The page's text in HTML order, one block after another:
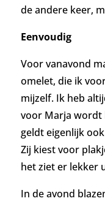
de andere keer,
Eenvoudig
Voor vanavond
omelet, die ik
mijzelf. Ik heb
voor Marja wordt
geldt eigenlijk
Zij kiest voor
het ziet er lekker
In de avond